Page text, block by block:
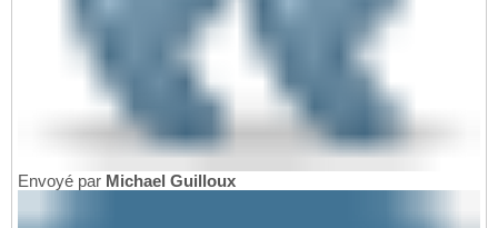
Envoyé par Michael Guilloux